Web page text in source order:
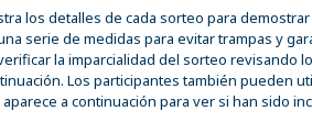
los detalles de cada sorteo para
serie de medidas para evitar trampas y
la imparcialidad del sorteo revisando
Los participantes también pueden
a continuación para ver si han sido